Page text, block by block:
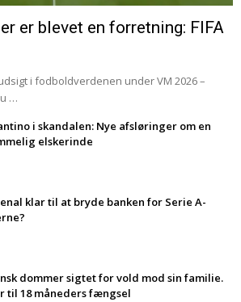
er blevet en forretning: FIFA
i fodboldverdenen under VM 2026 –
…
i skandalen: Nye afsløringer om en
elskerinde
klar til at bryde banken for Serie A-
dommer sigtet for vold mod sin familie.
til 18 måneders fængsel